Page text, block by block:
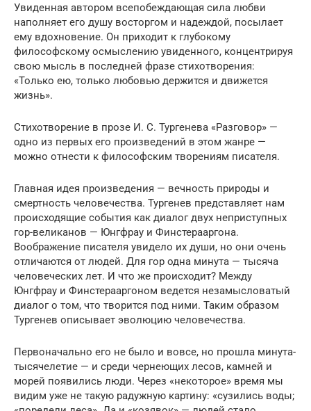
Увиденная автором всепобеждающая сила любви
наполняет его душу восторгом и надеждой, посылает
ему вдохновение. Он приходит к глубокому
философскому осмыслению увиденного, концентрируя
свою мысль в последней фразе стихотворения:
«Только ею, только любовью держится и движется
жизнь».
Стихотворение в прозе И. С. Тургенева «Разговор» —
одно из первых его произведений в этом жанре —
можно отнести к философским творениям писателя.
Главная идея произведения — вечность природы и
смертность человечества. Тургенев представляет нам
происходящие события как диалог двух неприступных
гор-великанов — Юнгфрау и Финстерааргона.
Воображение писателя увидело их души, но они очень
отличаются от людей. Для гор одна минута — тысяча
человеческих лет. И что же происходит? Между
Юнгфрау и Финстерааргоном ведется незамысловатый
диалог о том, что творится под ними. Таким образом
Тургенев описывает эволюцию человечества.
Первоначально его не было и вовсе, но прошла минута-
тысячелетие — и среди чернеющих лесов, камней и
морей появились люди. Через «некоторое» время мы
видим уже не такую радужную картину: «сузились воды;